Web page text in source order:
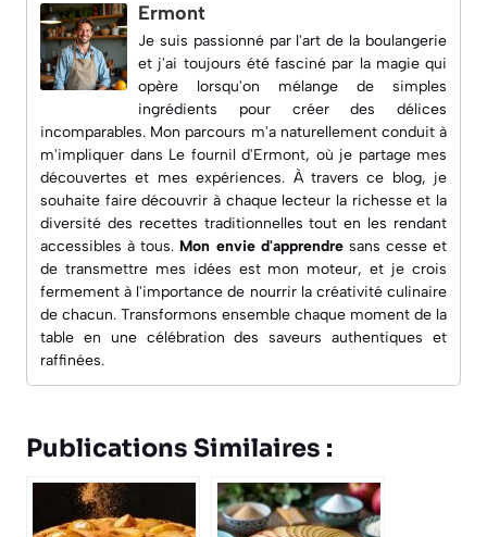
Ermont
Je suis passionné par l'art de la boulangerie
et j'ai toujours été fasciné par la magie qui
opère lorsqu'on mélange de simples
ingrédients pour créer des délices
incomparables. Mon parcours m'a naturellement conduit à
m'impliquer dans Le fournil d'Ermont, où je partage mes
découvertes et mes expériences. À travers ce blog, je
souhaite faire découvrir à chaque lecteur la richesse et la
diversité des recettes traditionnelles tout en les rendant
accessibles à tous. Mon envie d'apprendresans cesse et
de transmettre mes idées est mon moteur, et je crois
fermement à l'importance de nourrir la créativité culinaire
de chacun. Transformons ensemble chaque moment de la
table en une célébration des saveurs authentiques et
raffinées.
Publications Similaires :